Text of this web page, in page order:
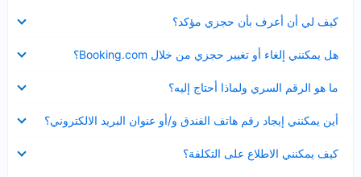
كيف لي أن أعرف بأن حجزي مؤكد؟
مصغر
هل يمكنني إلغاء أو تغيير حجزي من خلال Booking.com؟
مصغر
ما هو الرقم السري ولماذا أحتاج إليه؟
مصغر
أين يمكنني إيجاد رقم هاتف الفندق و/أو عنوان البريد الالكتروني؟
عرض
مصغر
كيف يمكنني الاطلاع على التكلفة؟
مصغر